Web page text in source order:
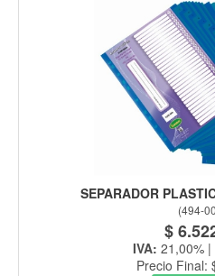
SEPARADOR
(494-
$
IVA: 21,00%
Precio Final: